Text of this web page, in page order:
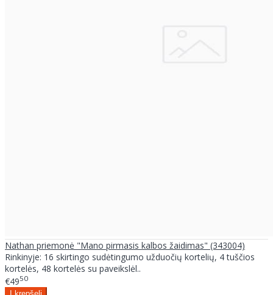
Nathan priemonė "Mano pirmasis kalbos žaidimas" (343004)
Rinkinyje: 16 skirtingo sudėtingumo užduočių kortelių, 4 tuščios
kortelės, 48 kortelės su paveikslėl..
€4950